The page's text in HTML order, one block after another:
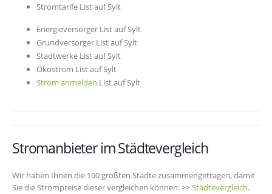
Stromtarife List auf Sylt
Energieversorger List auf Sylt
Grundversorger List auf Sylt
Stadtwerke List auf Sylt
Ökostrom List auf Sylt
Strom anmelden List auf Sylt
Stromanbieter im Städtevergleich
Wir haben Ihnen die 100 größten Städte zusammengetragen, damit
Sie die Strompreise dieser vergleichen können: >>Städtevergleich.